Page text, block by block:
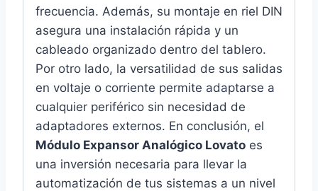
frecuencia. Además, su montaje en riel DIN
asegura una instalación rápida y un
cableado organizado dentro del tablero.
Por otro lado, la versatilidad de sus salidas
en voltaje o corriente permite adaptarse a
cualquier periférico sin necesidad de
adaptadores externos. En conclusión, el
Módulo Expansor Analógico Lovato es
una inversión necesaria para llevar la
automatización de tus sistemas a un nivel